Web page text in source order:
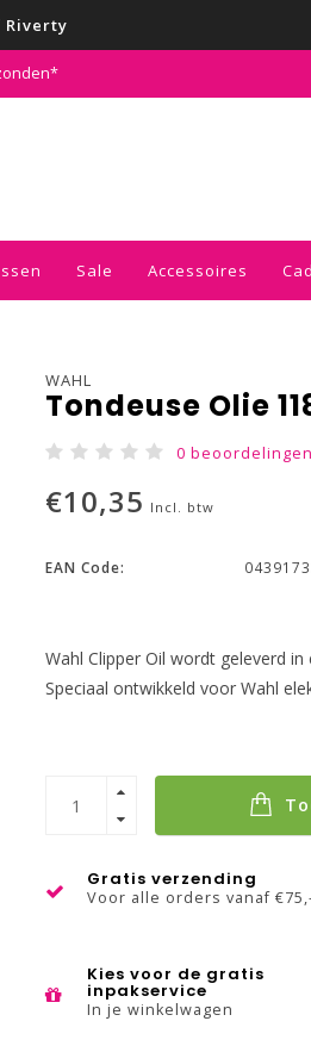
Riverty
Kies
Sale Accessoires
WAHL
Tondeuse Olie
0 beoordelingen
€10,35 Incl. btw
EAN Code:
Wahl Clipper Oil wordt geleverd
Speciaal ontwikkeld voor Wahl
Gratis verzending
Voor alle orders vanaf
Kies voor de gratis
inpakservice
In je winkelwagen